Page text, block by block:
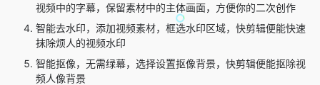
视频中的字幕，保留素材中的主体画面，方便你的二次创作
智能去水印，添加视频素材，框选水印区域，快剪辑便能快速
抹除烦人的视频水印
智能抠像，无需绿幕，选择设置抠像背景，快剪辑便能抠除视
频人像背景